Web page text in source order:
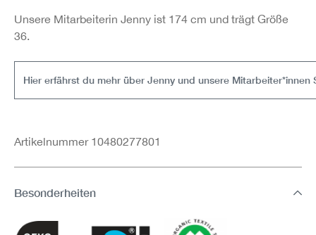
Unsere Mitarbeiterin Jenny ist 174 cm und trägt Größe
36.
Hier erfährst du mehr über Jenny und unsere Mitarbeiter*innen
Artikelnummer 10480277801
Besonderheiten